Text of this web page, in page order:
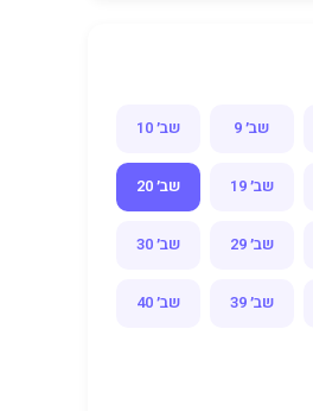
שב׳ 9 שב׳ 10
שב׳ 19 שב׳ 20
שב׳ 29 שב׳ 30
שב׳ 39 שב׳ 40